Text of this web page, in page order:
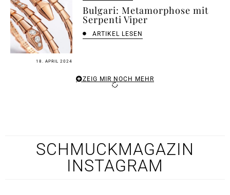
18. APRIL 2024
Bulgari: Metamorphose mit
Serpenti Viper
ARTIKEL LESEN
ZEIG MIR NOCH MEHR
SCHMUCKMAGAZIN
INSTAGRAM